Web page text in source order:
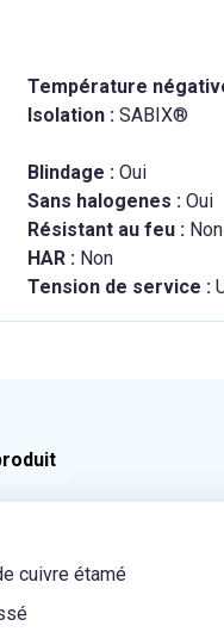
Température
Isolation :SABIX®
Blindage :Oui
Sans halogenes :Oui
Résistant au feu : Non
HAR : Non
Tension de service :
cuivre étamé